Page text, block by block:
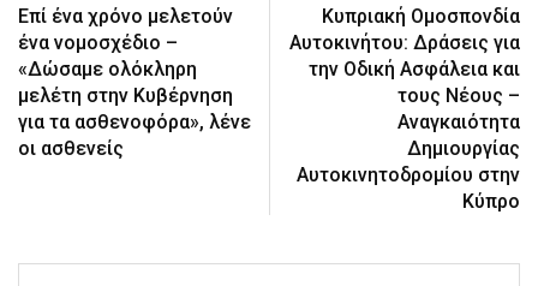
Επί ένα χρόνο μελετούν
ένα νομοσχέδιο –
«Δώσαμε ολόκληρη
μελέτη στην Κυβέρνηση
για τα ασθενοφόρα», λένε
οι ασθενείς
Κυπριακή Ομοσπονδία
Αυτοκινήτου: Δράσεις για
την Οδική Ασφάλεια και
τους Νέους –
Αναγκαιότητα
Δημιουργίας
Αυτοκινητοδρομίου στην
Κύπρο